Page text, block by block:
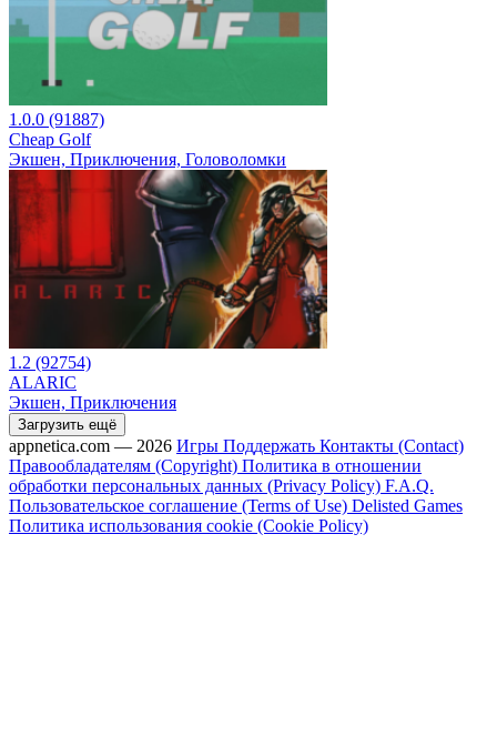
1.0.0 (91887)
Cheap Golf
Экшен, Приключения, Головоломки
1.2 (92754)
ALARIC
Экшен, Приключения
Загрузить ещё
appnetica.com — 2026 Игры Поддержать Контакты (Contact)
Правообладателям (Copyright) Политика в отношении
обработки персональных данных (Privacy Policy) F.A.Q.
Пользовательское соглашение (Terms of Use) Delisted Games
Политика использования cookie (Cookie Policy)